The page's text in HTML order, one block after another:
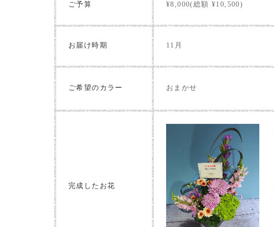
ご予算 ¥8,000(総額 ¥10,500)
お届け時期 11月
ご希望のカラー おまかせ
完成したお花